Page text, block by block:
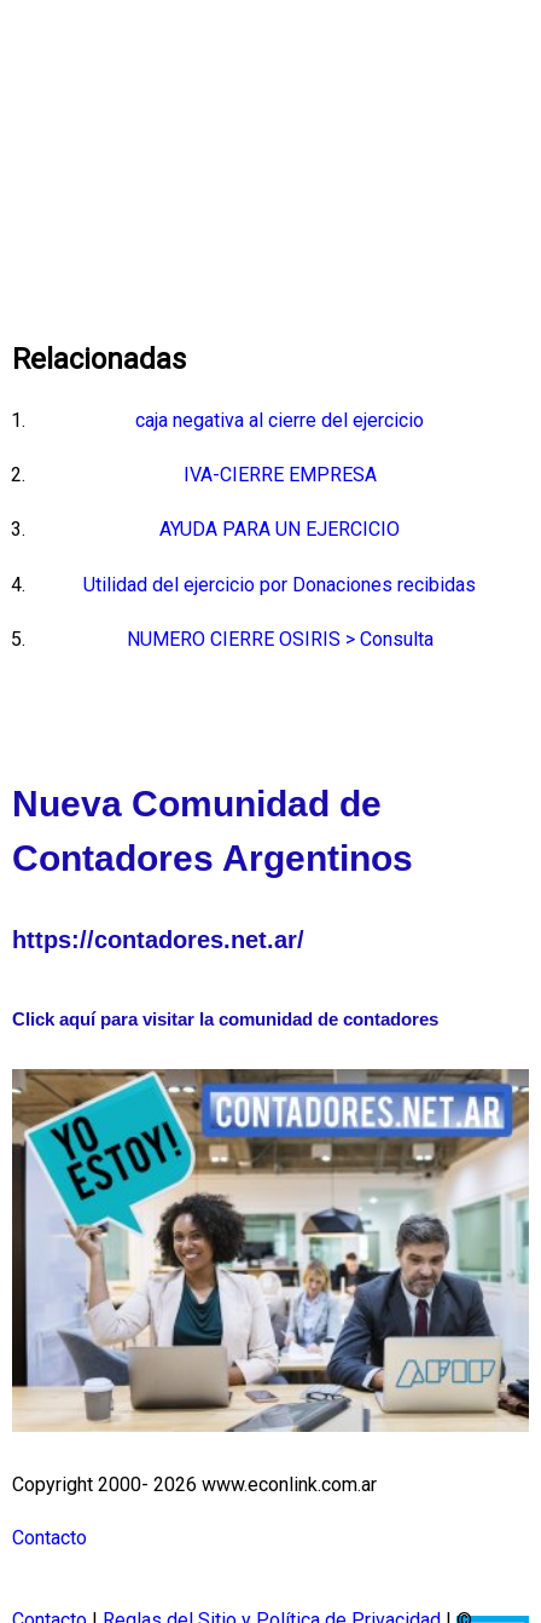
Relacionadas
caja negativa al cierre del ejercicio
IVA-CIERRE EMPRESA
AYUDA PARA UN EJERCICIO
Utilidad del ejercicio por Donaciones recibidas
NUMERO CIERRE OSIRIS > Consulta
Nueva Comunidad de
Contadores Argentinos
https://contadores.net.ar/
Click aquí para visitar la comunidad de contadores
Copyright 2000- 2026 www.econlink.com.ar
Contacto